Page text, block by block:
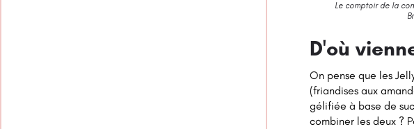
Le comptoir de la
D'où
On pense que les
(friandises aux
gélifiée à base de
combiner les deux ?